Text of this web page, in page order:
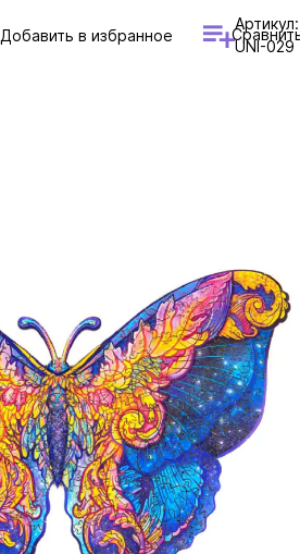
Добавить в избранное
Артикул:
UNI-029